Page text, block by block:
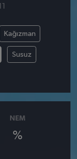
Kağızman
Susuz
NEM
%